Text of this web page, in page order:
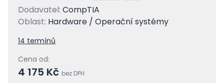
Dodavatel: CompTIA
Oblast: Hardware / Operační systémy
14 termínů
Cena od:
4 175 Kč bez DPH